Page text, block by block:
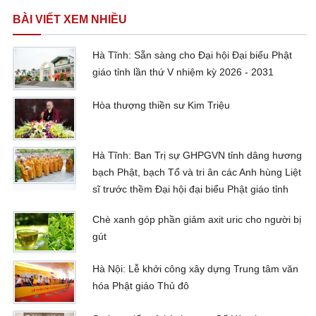
BÀI VIẾT XEM NHIỀU
Hà Tĩnh: Sẵn sàng cho Đại hội Đại biểu Phật
giáo tỉnh lần thứ V nhiệm kỳ 2026 - 2031
Hòa thượng thiền sư Kim Triệu
Hà Tĩnh: Ban Trị sự GHPGVN tỉnh dâng hương
bạch Phật, bạch Tổ và tri ân các Anh hùng Liệt
sĩ trước thềm Đại hội đại biểu Phật giáo tỉnh
Chè xanh góp phần giảm axit uric cho người bị
gút
Hà Nội: Lễ khởi công xây dựng Trung tâm văn
hóa Phật giáo Thủ đô